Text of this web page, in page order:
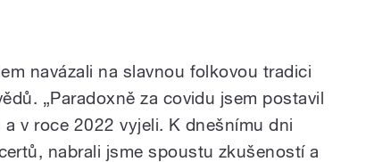
navázali na slavnou folkovou tradici
„Paradoxně za covidu jsem postavil
v roce 2022 vyjeli. K dnešnímu dni
nabrali jsme spoustu zkušeností a